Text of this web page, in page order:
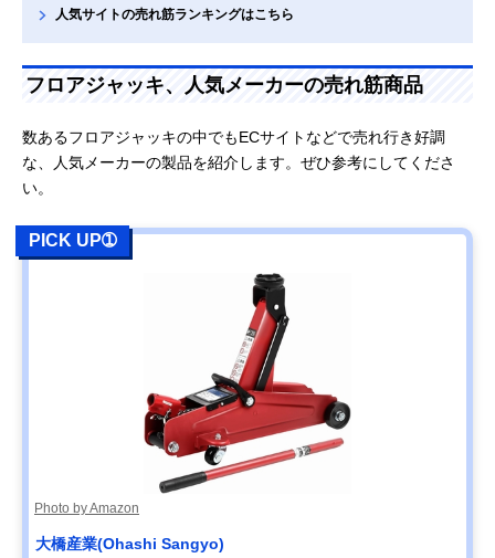
人気サイトの売れ筋ランキングはこちら
フロアジャッキ、人気メーカーの売れ筋商品
数あるフロアジャッキの中でもECサイトなどで売れ行き好調
な、人気メーカーの製品を紹介します。ぜひ参考にしてくださ
い。
PICK UP➀
Photo by Amazon
大橋産業(Ohashi Sangyo)